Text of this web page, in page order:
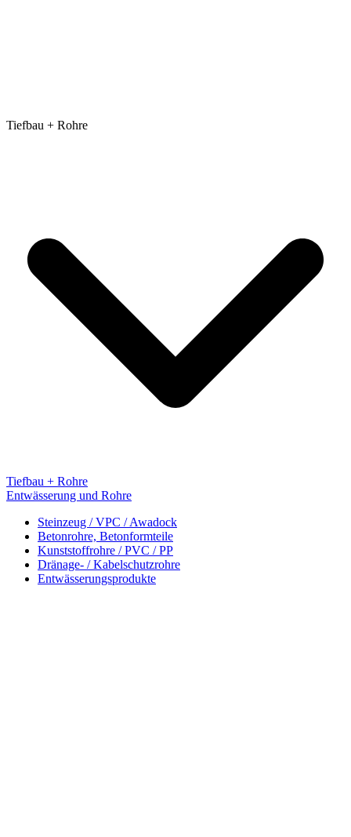
Tiefbau + Rohre
Tiefbau + Rohre
Entwässerung und Rohre
Steinzeug / VPC / Awadock
Betonrohre, Betonformteile
Kunststoffrohre / PVC / PP
Dränage- / Kabelschutzrohre
Entwässerungsprodukte